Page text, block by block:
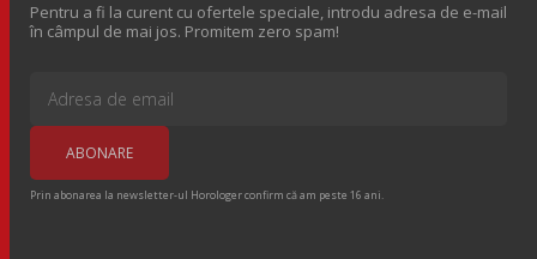
Pentru a fi la curent cu ofertele speciale, introdu adresa de e-mail
în câmpul de mai jos. Promitem zero spam!
Prin abonarea la newsletter-ul Horologer confirm că am peste 16 ani.